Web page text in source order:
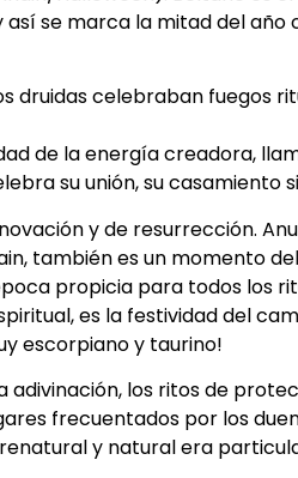
se marca la mitad del
druidas celebraban fuegos
de la energía creadora,
su unión, su casamiento
y de resurrección.
también es un momento
propicia para todos los
es la festividad del
escorpiano y taurino!
adivinación, los ritos de
frecuentados por los
y natural era